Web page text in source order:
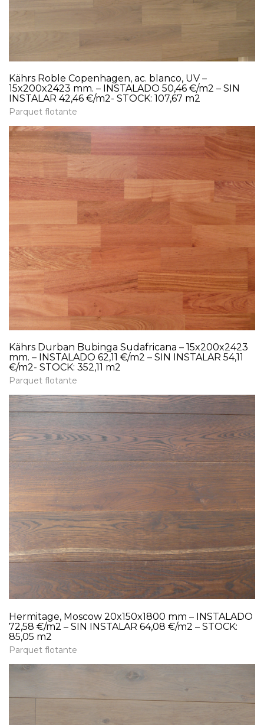
Kährs Roble Copenhagen, ac. blanco, UV –
15x200x2423 mm. – INSTALADO 50,46 €/m2 – SIN
INSTALAR 42,46 €/m2- STOCK: 107,67 m2
Parquet flotante
Kährs Durban Bubinga Sudafricana – 15x200x2423
mm. – INSTALADO 62,11 €/m2 – SIN INSTALAR 54,11
€/m2- STOCK: 352,11 m2
Parquet flotante
Hermitage, Moscow 20x150x1800 mm – INSTALADO
72,58 €/m2 – SIN INSTALAR 64,08 €/m2 – STOCK:
85,05 m2
Parquet flotante